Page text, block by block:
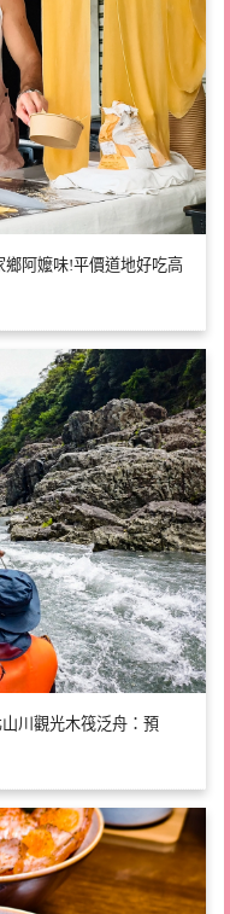
阿嬤味!平價道地好吃高
川觀光木筏泛舟：預